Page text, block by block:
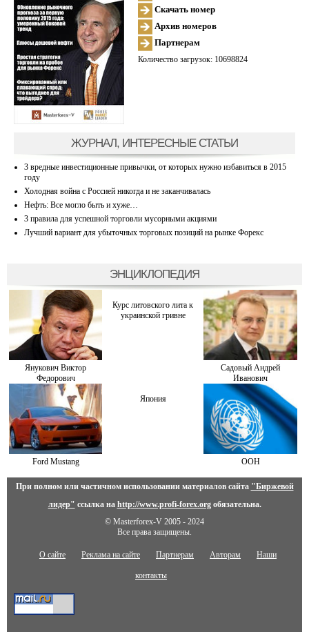
Скачать номер
Архив номеров
Партнерам
Количество загрузок: 10698824
ЖУРНАЛ, ИНТЕРЕСНЫЕ СТАТЬИ
3 вредные инвестиционные привычки, от которых нужно избавиться в 2015
году
Холодная война с Россией никогда и не заканчивалась
Нефть: Все могло быть и хуже…
3 правила для успешной торговли мусорными акциями
Лучший вариант для убыточных торговых позиций на рынке Форекс
ЭНЦИКЛОПЕДИЯ
Янукович Виктор
Федорович
Курс литовского лита к
украинской гривне
Садовый Андрей
Иванович
Ford Mustang
Япония
ООН
При полном или частичном использовании материалов сайта "Биржевой
лидер" ссылка на http://www.profi-forex.orgобязательна.
© Masterforex-V 2005 - 2024
Все права защищены.
О сайте Реклама на сайте Партнерам Авторам Наши
контакты